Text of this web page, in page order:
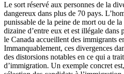
Le sort réservé aux personnes de la
dangereux dans plus de 70 pays.
punissable de la peine de mort ou de
dizaine d’entre eux et est illégale dans
le Canada accueillent des immigrants
Immanquablement, ces divergences
des distorsions notables en ce qui a
d’immigration. Un exemple concret